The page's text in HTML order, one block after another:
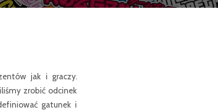
jak i graczy.
zrobić odcinek
gatunek i